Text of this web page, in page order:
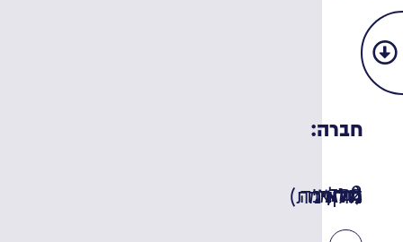
חברה:
מלאי:
2 במלאי (ניתן להזמנה מוקדמת)